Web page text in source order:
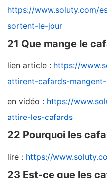
https://www.soluty.com/
sortent-le-jour
21 Que mange le
lien article : https://
attirent-cafards-
en vidéo : https://
attire-les-cafards
22 Pourquoi les
lire : https://
23 Est-ce que les